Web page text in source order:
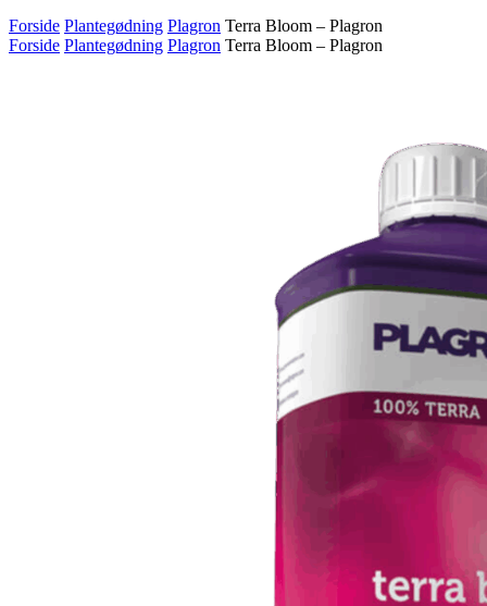
Forside Plantegødning Plagron Terra Bloom – Plagron
Forside Plantegødning Plagron Terra Bloom – Plagron